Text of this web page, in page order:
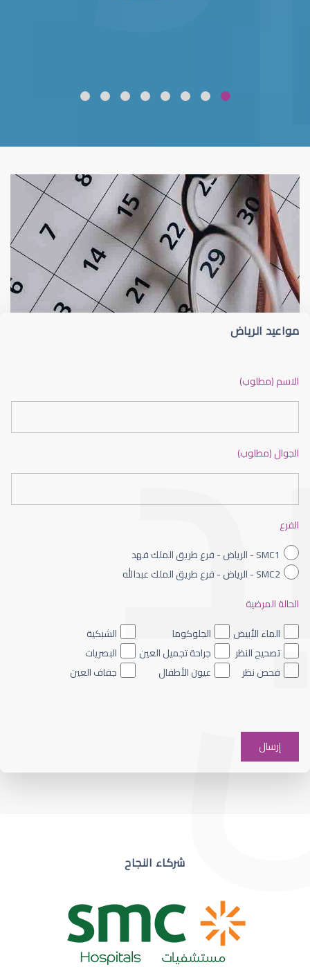
قلوبال لرعاية العين ضعف نظر
ضعف نظر الاطفال
ضعف نظر العين اليسرى
ضعف نظر مفاجئ
مواعيد الرياض
الاسم (مطلوب)
الجوال (مطلوب)
الفرع
SMC1 - الرياض - فرع طريق الملك فهد
SMC2 - الرياض - فرع طريق الملك عبدالله
الحالة المرضية
الماء الأبيض
الجلوكوما
الشبكية
تصحيح النظر
جراحة تجميل العين
البصريات
فحص نظر
عيون الأطفال جفاف العين
شركاء النجاح